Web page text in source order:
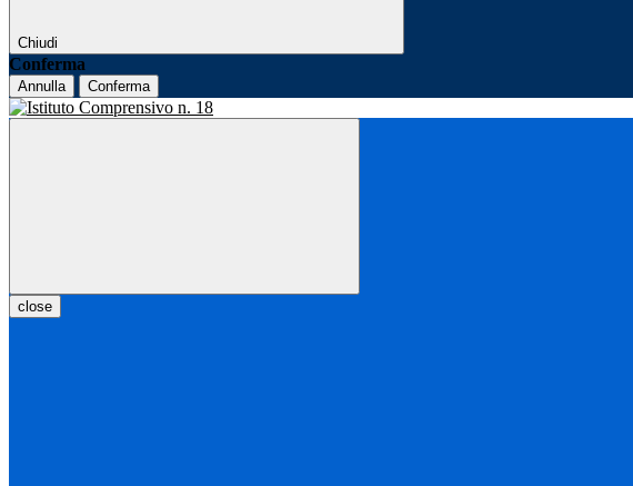
Chiudi
Conferma
Annulla Conferma
close